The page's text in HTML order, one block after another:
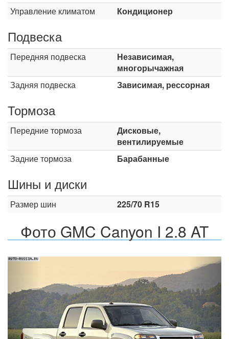
Управление климатом Кондиционер
Подвеска
Передняя подвеска
Независимая,
многорычажная
Задняя подвеска
Зависимая, рессорная
Тормоза
Передние тормоза
Дисковые,
вентилируемые
Задние тормоза
Барабанные
Шины и диски
Размер шин 225/70 R15
Фото GMC Canyon I 2.8 AT
Назад